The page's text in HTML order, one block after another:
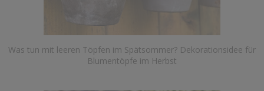
Was tun mit leeren Töpfen im Spätsommer? Dekorationsidee für
Blumentöpfe im Herbst